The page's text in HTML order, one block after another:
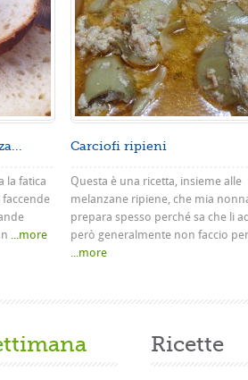
la fatica
...more
Carciofi ripieni
Questa è una ricetta, insieme alle
melanzane ripiene, che mia
prepara spesso perché sa che li
però generalmente non faccio
...more
Ricette